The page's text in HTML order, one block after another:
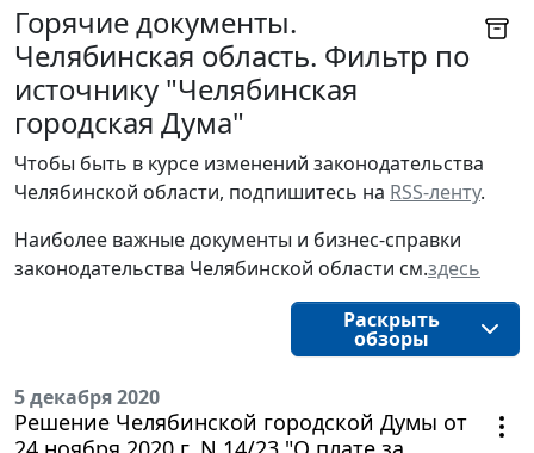
Горячие документы.
Челябинская область. Фильтр по
источнику "Челябинская
городская Дума"
Чтобы быть в курсе изменений законодательства
Челябинской области, подпишитесь на RSS-ленту.
Наиболее важные документы и бизнес-справки
законодательства Челябинской области см.здесь
Раскрыть
обзоры
5 декабря 2020
Решение Челябинской городской Думы от